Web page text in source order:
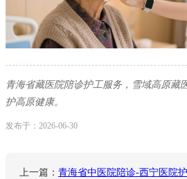
青海省藏医院陪诊护工服务，雪域高原藏
护高原健康。
发布于：2026-06-30
上一篇： 青海省中医院陪诊-西宁医院